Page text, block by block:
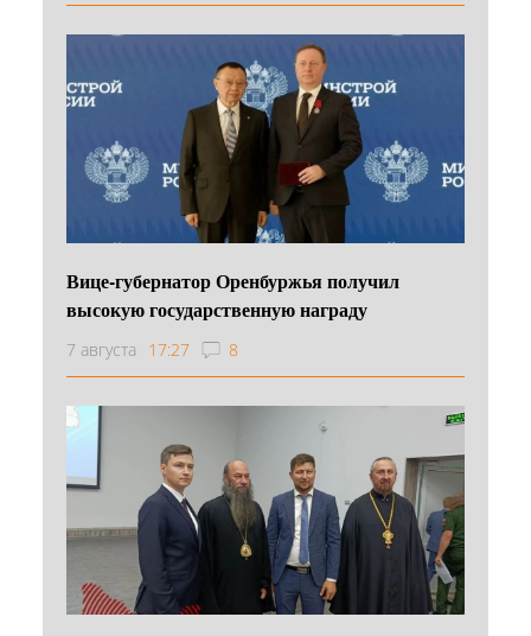
Вице-губернатор Оренбуржья получил
высокую государственную награду
7 августа 17:27 8